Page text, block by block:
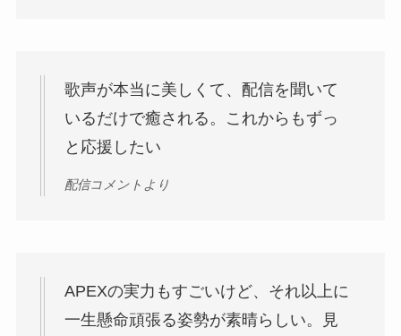
歌声が本当に美しくて、配信を聞いて
いるだけで癒される。これからもずっ
と応援したい
配信コメントより
APEXの実力もすごいけど、それ以上に
一生懸命頑張る姿勢が素晴らしい。見